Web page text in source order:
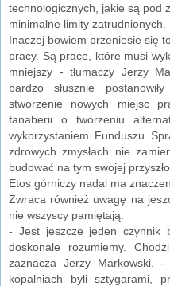
technologicznych, jakie są pod
minimalne limity zatrudnionych.
Inaczej bowiem przeniesie się
pracy. Są prace, które musi
mniejszy - tłumaczy Jerzy
bardzo słusznie
stworzenie nowych miejsc
fanaberii o tworzeniu
wykorzystaniem Funduszu
zdrowych zmysłach nie
budować na tym swojej
Etos górniczy nadal ma
Zwraca również uwagę na
nie wszyscy pamiętają.
- Jest jeszcze jeden czynnik
doskonale rozumiemy.
zaznacza Jerzy Markowski.
kopalniach byli sztygarami,